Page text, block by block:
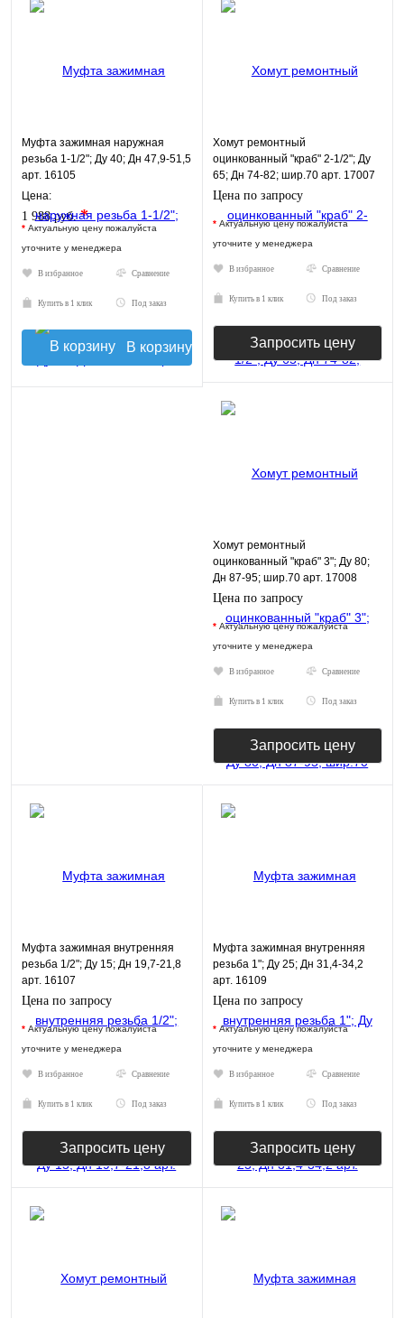
Муфта зажимная наружная
резьба 1-1/2"; Ду 40; Дн 47,9-51,5
арт. 16105
Цена:
1 988 руб.*
* Актуальную цену пожалуйста
уточните у менеджера
В избранное Сравнение
Купить в 1 клик Под заказ
В корзину
Хомут ремонтный
оцинкованный "краб" 2-1/2"; Ду
65; Дн 74-82; шир.70 арт. 17007
Цена по запросу
* Актуальную цену пожалуйста
уточните у менеджера
В избранное Сравнение
Купить в 1 клик Под заказ
Запросить цену
Хомут ремонтный
оцинкованный "краб" 3"; Ду 80;
Дн 87-95; шир.70 арт. 17008
Цена по запросу
* Актуальную цену пожалуйста
уточните у менеджера
В избранное Сравнение
Купить в 1 клик Под заказ
Запросить цену
Муфта зажимная внутренняя
резьба 1/2"; Ду 15; Дн 19,7-21,8
арт. 16107
Цена по запросу
* Актуальную цену пожалуйста
уточните у менеджера
В избранное Сравнение
Купить в 1 клик Под заказ
Запросить цену
Муфта зажимная внутренняя
резьба 1"; Ду 25; Дн 31,4-34,2
арт. 16109
Цена по запросу
* Актуальную цену пожалуйста
уточните у менеджера
В избранное Сравнение
Купить в 1 клик Под заказ
Запросить цену